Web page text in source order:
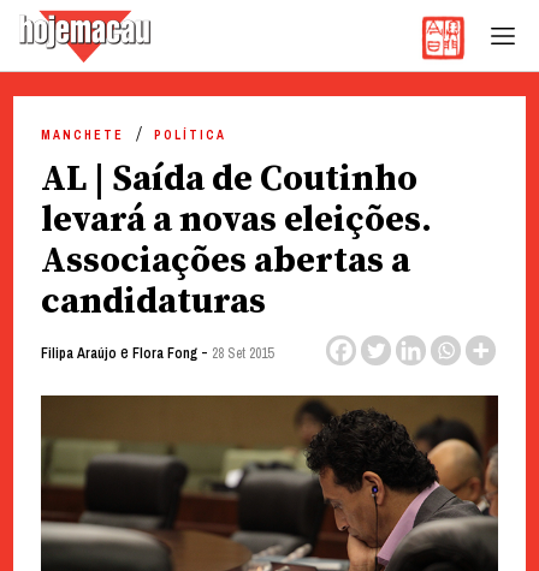
content
MANCHETE POLÍTICA
AL | Saída de Coutinho
levará a novas eleições.
Associações abertas a
candidaturas
Filipa Araújo e Flora Fong- 28 Set 2015